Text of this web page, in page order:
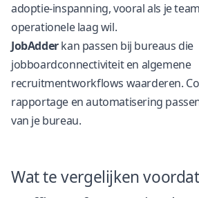
adoptie-inspanning, vooral als je
operationele laag wil.
JobAdderkan passen bij bureaus die
jobboardconnectiviteit en algemene
recruitmentworkflows waarderen.
rapportage en automatisering
van je bureau.
Wat te vergelijken